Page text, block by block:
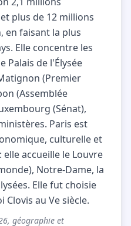
plus de 12 millions
en faisant la plus
Elle concentre les
Palais de l'Élysée
(Premier
(Assemblée
(Sénat),
Paris est
culturelle et
accueille le Louvre
Notre-Dame, la
Elle fut choisie
au Ve siècle.
géographie et